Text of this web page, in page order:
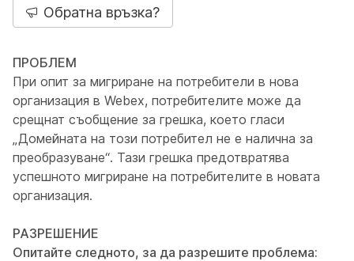
Обратна връзка?
ПРОБЛЕМ
При опит за мигриране на потребители в нова
организация в Webex, потребителите може да
срещнат съобщение за грешка, което гласи
„Домейната на този потребител не е налична за
преобразуване“. Тази грешка предотвратява
успешното мигриране на потребителите в новата
организация.
РАЗРЕШЕНИЕ
Опитайте следното, за да разрешите проблема: